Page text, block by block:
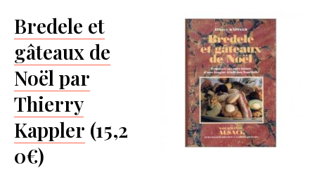
Bredele et
gâteaux de
Noël par
Thierry
Kappler (15,2
0€)